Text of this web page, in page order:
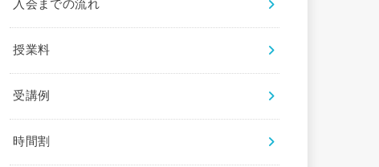
入会までの流れ
授業料
受講例
時間割